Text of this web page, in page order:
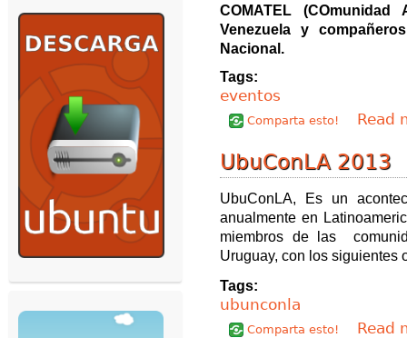
COMATEL
Venezuela y
Nacional.
Tags:
eventos
Comparta esto! Read
UbuConLA 2013
UbuConLA, Es un
anualmente en
miembros de las
Uruguay, con los siguientes
Tags:
ubunconla
Comparta esto! Read